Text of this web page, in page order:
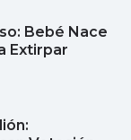
Bebé Nace
Extirpar